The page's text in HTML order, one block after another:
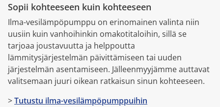
Sopii kohteeseen kuin kohteeseen
Ilma-vesilämpöpumppu on erinomainen valinta niin
uusiin kuin vanhoihinkin omakotitaloihin, sillä se
tarjoaa joustavuutta ja helppoutta
lämmitysjärjestelmän päivittämiseen tai uuden
järjestelmän asentamiseen. Jälleenmyyjämme auttavat
valitsemaan juuri oikean ratkaisun sinun kohteeseen.
>Tutustu ilma-vesilämpöpumppuihin